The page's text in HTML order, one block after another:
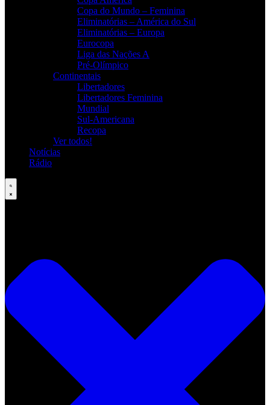
Copa do Mundo – Feminina
Eliminatórias – América do Sul
Eliminatórias – Europa
Eurocopa
Liga das Nações A
Pré-Olímpico
Continentais
Libertadores
Libertadores Feminina
Mundial
Sul-Americana
Recopa
Ver todos!
Notícias
Rádio